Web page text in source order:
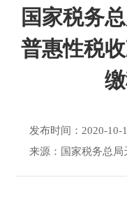
国家税务
普惠性税
发布时间：2020-10-
来源：国家税务总局